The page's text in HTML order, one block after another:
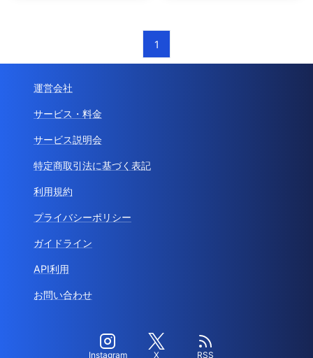
1
運営会社
サービス・料金
サービス説明会
特定商取引法に基づく表記
利用規約
プライバシーポリシー
ガイドライン
API利用
お問い合わせ
Instagram X RSS